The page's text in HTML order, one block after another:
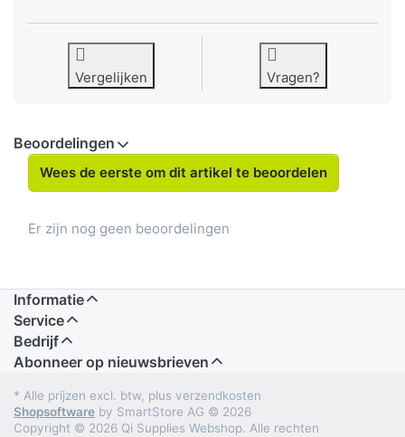
Vergelijken Vragen?
Beoordelingen
Wees de eerste om dit artikel te beoordelen
Er zijn nog geen beoordelingen
Informatie
Service
Bedrijf
Abonneer op nieuwsbrieven
* Alle prijzen excl. btw, plus verzendkosten
Shopsoftware by SmartStore AG © 2026
Copyright © 2026 Qi Supplies Webshop. Alle rechten